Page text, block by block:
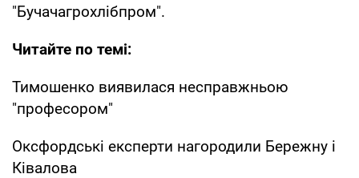
"Бучачагрохлібпром".
Читайте по темі:
Тимошенко виявилася несправжньою
"професором"
Оксфордські експерти нагородили Бережну і
Ківалова